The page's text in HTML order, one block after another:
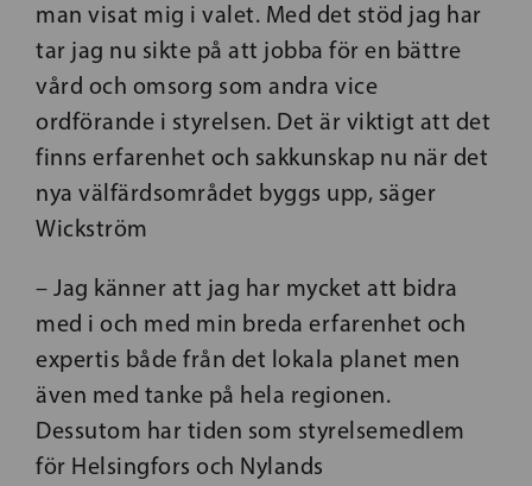
man visat mig i valet. Med det stöd jag har
tar jag nu sikte på att jobba för en bättre
vård och omsorg som andra vice
ordförande i styrelsen. Det är viktigt att det
finns erfarenhet och sakkunskap nu när det
nya välfärdsområdet byggs upp, säger
Wickström
– Jag känner att jag har mycket att bidra
med i och med min breda erfarenhet och
expertis både från det lokala planet men
även med tanke på hela regionen.
Dessutom har tiden som styrelsemedlem
för Helsingfors och Nylands